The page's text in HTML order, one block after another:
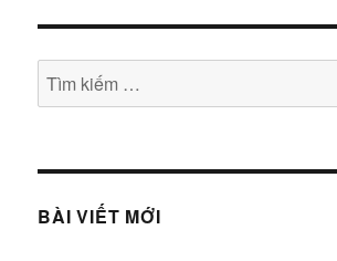
Tìm
kiếm:
BÀI VIẾT MỚI